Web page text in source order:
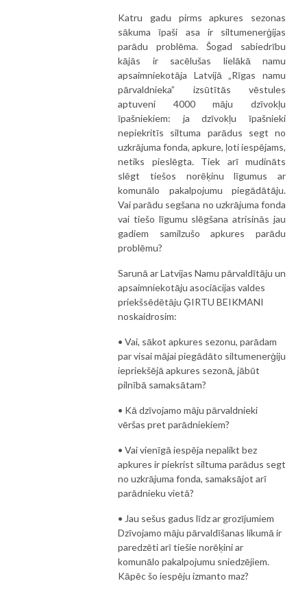
Katru gadu pirms apkures sezonas
sākuma īpaši asa ir siltumenerģijas
parādu problēma. Šogad sabiedrību
kājās ir sacēlušas lielākā namu
apsaimniekotāja Latvijā „Rīgas namu
pārvaldnieka” izsūtītās vēstules
aptuveni 4000 māju dzīvokļu
īpašniekiem: ja dzīvokļu īpašnieki
nepiekritīs siltuma parādus segt no
uzkrājuma fonda, apkure, ļoti iespējams,
netiks pieslēgta. Tiek arī mudināts
slēgt tiešos norēķinu līgumus ar
komunālo pakalpojumu piegādātāju.
Vai parādu segšana no uzkrājuma fonda
vai tiešo līgumu slēgšana atrisinās jau
gadiem samilzušo apkures parādu
problēmu?
Sarunā ar Latvijas Namu pārvaldītāju un
apsaimniekotāju asociācijas valdes
priekšsēdētāju ĢIRTU BEIKMANI
noskaidrosim:
• Vai, sākot apkures sezonu, parādam
par visai mājai piegādāto siltumenerģiju
iepriekšējā apkures sezonā, jābūt
pilnībā samaksātam?
• Kā dzīvojamo māju pārvaldnieki
vēršas pret parādniekiem?
• Vai vienīgā iespēja nepalikt bez
apkures ir piekrist siltuma parādus segt
no uzkrājuma fonda, samaksājot arī
parādnieku vietā?
• Jau sešus gadus līdz ar grozījumiem
Dzīvojamo māju pārvaldīšanas likumā ir
paredzēti arī tiešie norēķini ar
komunālo pakalpojumu sniedzējiem.
Kāpēc šo iespēju izmanto maz?